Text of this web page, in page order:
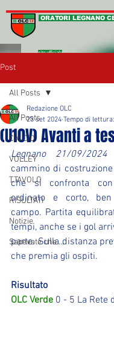
ORATORI LEGNANO
sito ufficiale
Post
All Posts
CALCIO
VOLLEY
T.TAVOLO
RISULTATI
Notizie
Sapevate che ...
All Posts
(U10V) Avanti a
Redazione OLC
23 set 2024 Tempo di
Legnano 21/09/2024
cammino di
che si confronta
ordinato e corto,
campo. Partita
tempi, anche se i gol
parte. Sulla distanza
che premia gli ospiti.
Risultato
OLC Verde 0 - 5 La Rete